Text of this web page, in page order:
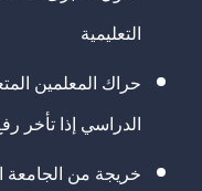
التعليمية
حراك المعلمين
الدراسي إذا تأخر
خريجة من الجامعة